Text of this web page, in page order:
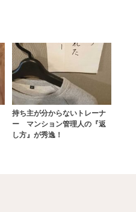
持ち主が分からないトレーナ
ー マンション管理人の『返
し方』が秀逸！